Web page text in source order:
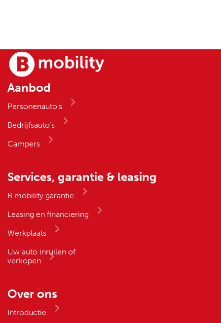
Aanbod
Personenauto’s
Bedrijfsauto’s
Campers
Services, garantie & leasing
B mobility garantie
Leasing en financiering
Werkplaats
Uw auto inruilen of
verkopen
Over ons
Introductie